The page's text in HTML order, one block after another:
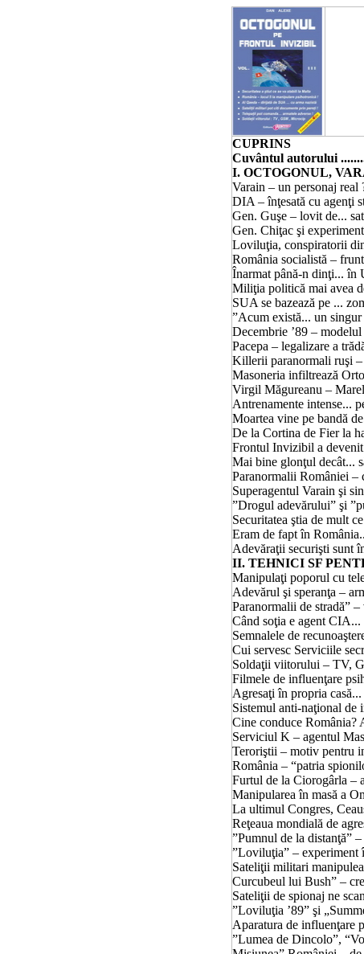
CUPRINS
Cuvântul autorului
I. OCTOGONUL,
Varain – un personaj real
DIA – înţesată cu agenţi
Gen. Guşe – lovit de...
Gen. Chiţac şi
Loviluţia, conspiratorii
România socialistă –
Înarmat până-n dinţi... în
Miliţia politică mai avea
SUA se bazează pe ...
”Acum există... un
Decembrie ’89 –
Pacepa – legalizare a
Killerii paranormali ruşi
Masoneria infiltrează
Virgil Măgureanu –
Antrenamente intense...
Moartea vine pe bandă
De la Cortina de Fier la
Frontul Invizibil a
Mai bine glonţul decât...
Paranormalii României –
Superagentul Varain şi
”Drogul adevărului” şi ”
Securitatea ştia de mult ce
Eram de fapt în
Adevăraţii securişti sunt
II. TEHNICI SF
Manipulaţi poporul cu
Adevărul şi speranţa –
Paranormalii de stradă” –
Când soţia e agent
Semnalele de
Cui servesc Serviciile
Soldaţii viitorului – TV,
Filmele de influenţare
Agresaţi în propria
Sistemul anti-naţional de
Cine conduce România?
Serviciul K – agentul
Teroriştii – motiv pentru
România – “patria
Furtul de la Ciorogârla –
Manipularea în masă a
La ultimul Congres,
Reţeaua mondială de
”Pumnul de la distanţă”
”Loviluţia” – experiment
Sateliţii militari
Curcubeul lui Bush” –
Sateliţii de spionaj ne
”Loviluţia ’89” şi
Aparatura de influenţare
”Lumea de Dincolo”,